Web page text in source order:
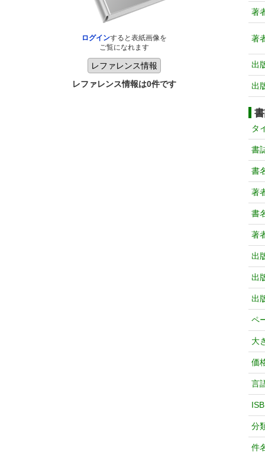
ログインすると表紙画像を
ご覧になれます
レファレンス情報は0件です
著
著
出
出
タ
書
書
著
書
著
出
出
出
ペ
大
価
言
分
件